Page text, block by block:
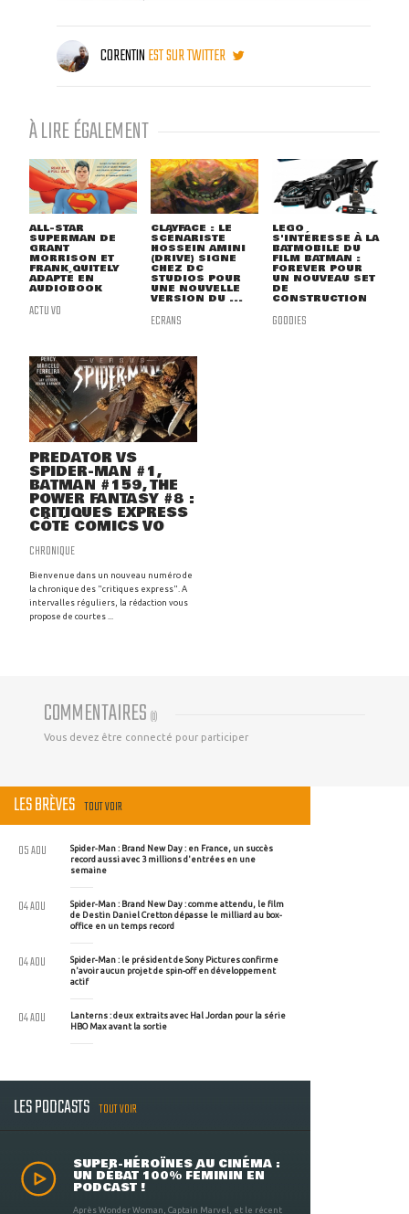
CORENTINEST SUR TWITTER
À LIRE ÉGALEMENT
ALL-STAR
SUPERMAN DE
GRANT
MORRISON ET
FRANK QUITELY
ADAPTÉ EN
AUDIOBOOK
ACTU VO
CLAYFACE : LE
SCÉNARISTE
HOSSEIN AMINI
(DRIVE) SIGNE
CHEZ DC
STUDIOS POUR
UNE NOUVELLE
VERSION DU ...
ECRANS
LEGO
S'INTÉRESSE À LA
BATMOBILE DU
FILM BATMAN :
FOREVER POUR
UN NOUVEAU SET
DE
CONSTRUCTION
GOODIES
PREDATOR VS
SPIDER-MAN #1,
BATMAN #159, THE
POWER FANTASY #8 :
CRITIQUES EXPRESS
CÔTÉ COMICS VO
CHRONIQUE
Bienvenue dans un nouveau numéro de
la chronique des "critiques express". A
intervalles réguliers, la rédaction vous
propose de courtes ...
COMMENTAIRES (0)
Vous devez être connecté pour participer
LES BRÈVES TOUT VOIR
Spider-Man : Brand New Day : en France, un succès
record aussi avec 3 millions d'entrées en une
semaine
05 AOU
Spider-Man : Brand New Day : comme attendu, le film
de Destin Daniel Cretton dépasse le milliard au box-
office en un temps record
04 AOU
Spider-Man : le président de Sony Pictures confirme
n'avoir aucun projet de spin-off en développement
actif
04 AOU
Lanterns : deux extraits avec Hal Jordan pour la série
HBO Max avant la sortie
04 AOU
LES PODCASTS TOUT VOIR
SUPER-HÉROÏNES AU CINÉMA :
UN DÉBAT 100% FÉMININ EN
PODCAST !
Après Wonder Woman, Captain Marvel, et le récent